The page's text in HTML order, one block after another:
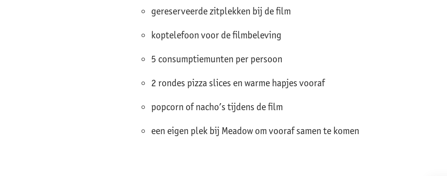
gereserveerde zitplekken bij de film
koptelefoon voor de filmbeleving
5 consumptiemunten per persoon
2 rondes pizza slices en warme hapjes vooraf
popcorn of nacho’s tijdens de film
een eigen plek bij Meadow om vooraf samen te komen